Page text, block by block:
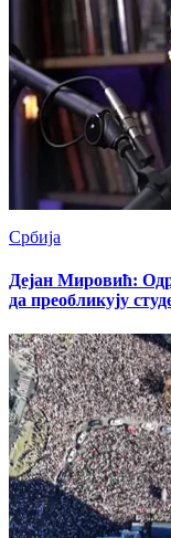
Србија
Дејан Мировић:
да преобликују